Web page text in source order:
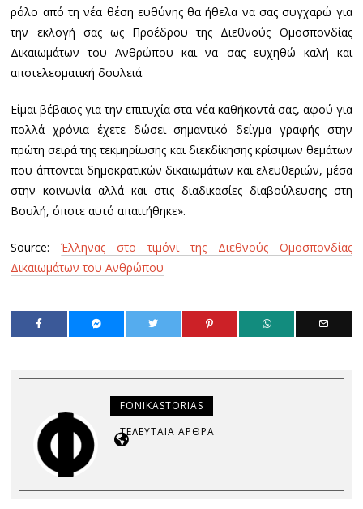
ρόλο από τη νέα θέση ευθύνης θα ήθελα να σας συγχαρώ για
την εκλογή σας ως Προέδρου της Διεθνούς Ομοσπονδίας
Δικαιωμάτων του Ανθρώπου και να σας ευχηθώ καλή και
αποτελεσματική δουλειά.
Είμαι βέβαιος για την επιτυχία στα νέα καθήκοντά σας, αφού για
πολλά χρόνια έχετε δώσει σημαντικό δείγμα γραφής στην
πρώτη σειρά της τεκμηρίωσης και διεκδίκησης κρίσιμων θεμάτων
που άπτονται δημοκρατικών δικαιωμάτων και ελευθεριών, μέσα
στην κοινωνία αλλά και στις διαδικασίες διαβούλευσης στη
Βουλή, όποτε αυτό απαιτήθηκε».
Source:Έλληνας στο τιμόνι της Διεθνούς Ομοσπονδίας
Δικαιωμάτων του Ανθρώπου
FONIKASTORIAS
ΤΕΛΕΥΤΑΊΑ ΆΡΘΡΑ